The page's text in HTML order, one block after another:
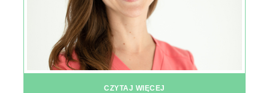
CZYTAJ WIĘCEJ